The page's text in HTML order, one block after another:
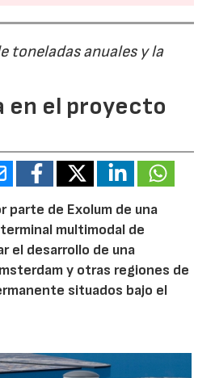
toneladas anuales y la
en el proyecto
parte de Exolum de una
multimodal de
el desarrollo de una
y otras regiones de
situados bajo el